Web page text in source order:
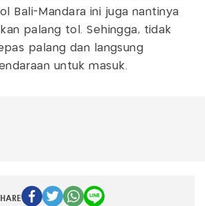
Bali-Mandara ini juga nantinya
palang tol. Sehingga, tidak
palang dan langsung
untuk masuk.